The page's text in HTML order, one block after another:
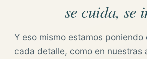
se cuida, se
Y eso mismo estamos
cada detalle, como en nuestras